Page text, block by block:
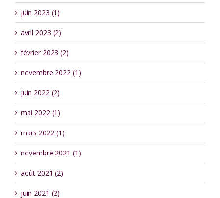
juin 2023 (1)
avril 2023 (2)
février 2023 (2)
novembre 2022 (1)
juin 2022 (2)
mai 2022 (1)
mars 2022 (1)
novembre 2021 (1)
août 2021 (2)
juin 2021 (2)